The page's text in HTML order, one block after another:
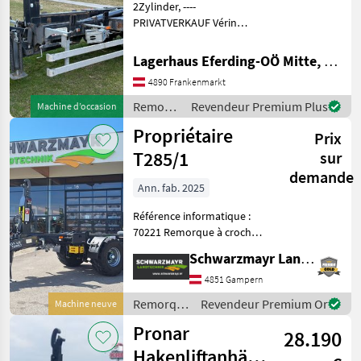
MARKETPLACE
Marketplace
Offres des
distributeurs
Petites
annonces
Machine d’occasion
2Zylinder, ----
PRIVATVERKAUF Vérin
air/ pneumatique
Remorques Remorques
polybennes
Lagerhaus Eferding-OÖ Mitte, Frankenmarkt
4890 Frankenmarkt
Remorques
/ Pronar
Revendeur Premium Plus
Machine neuve
Propriétaire
T285/1
Prix
sur
demande
Ann. fab. 2025
Référence informatique :
70221 Remorque à crochet
suspension parabolique.
Entraxe : 1 810 mm. Essieu
arrière suiveur avec blocage
hydraulique d
Schwarzmayr Landtechnik GmbH - Gampern
4851 Gampern
Remorques
/ Pronar
Revendeur Premium Or
Pronar
28.190